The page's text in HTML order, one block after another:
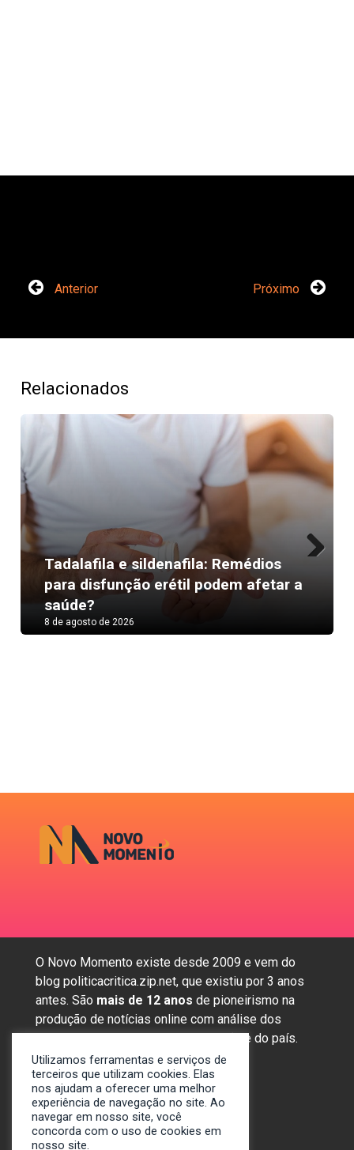
Anterior Próximo
Relacionados
Tadalafila e sildenafila: Remédios
para disfunção erétil podem afetar a
saúde?
8 de agosto de 2026
Next
O Novo Momento existe desde 2009 e vem do
blog politicacritica.zip.net, que existiu por 3 anos
antes. São mais de 12 anos de pioneirismo na
produção de notícias online com análise dos
assuntos mais importantes da região e do país.
Sobre nós
Anunciar
Contato
Utilizamos ferramentas e serviços de
terceiros que utilizam cookies. Elas
nos ajudam a oferecer uma melhor
experiência de navegação no site. Ao
navegar em nosso site, você
concorda com o uso de cookies em
nosso site.